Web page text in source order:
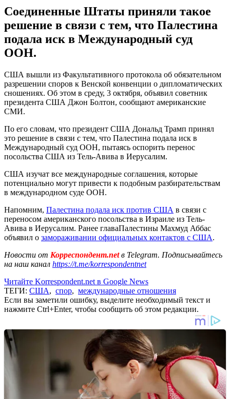
Соединенные Штаты приняли такое
решение в связи с тем, что Палестина
подала иск в Международный суд
ООН.
США вышли из Факультативного протокола об обязательном
разрешении споров к Венской конвенции о дипломатических
сношениях. Об этом в среду, 3 октября, объявил советник
президента США Джон Болтон, сообщают американские
СМИ.
По его словам, что президент США Дональд Трамп принял
это решение в связи с тем, что Палестина подала иск в
Международный суд ООН, пытаясь оспорить перенос
посольства США из Тель-Авива в Иерусалим.
США изучат все международные соглашения, которые
потенциально могут привести к подобным разбирательствам
в международном суде ООН.
Напомним, Палестина подала иск против США в связи с
переносом американского посольства в Израиле из Тель-
Авива в Иерусалим. Ранее главаПалестины Махмуд Аббас
объявил о замораживании официальных контактов с США.
Новости от Корреспондент.netв Telegram. Подписывайтесь
на наш канал https://t.me/korrespondentnet
Читайте Korrespondent.net в Google News
ТЕГИ: США, спор, международные отношения
Если вы заметили ошибку, выделите необходимый текст и
нажмите Ctrl+Enter, чтобы сообщить об этом редакции.